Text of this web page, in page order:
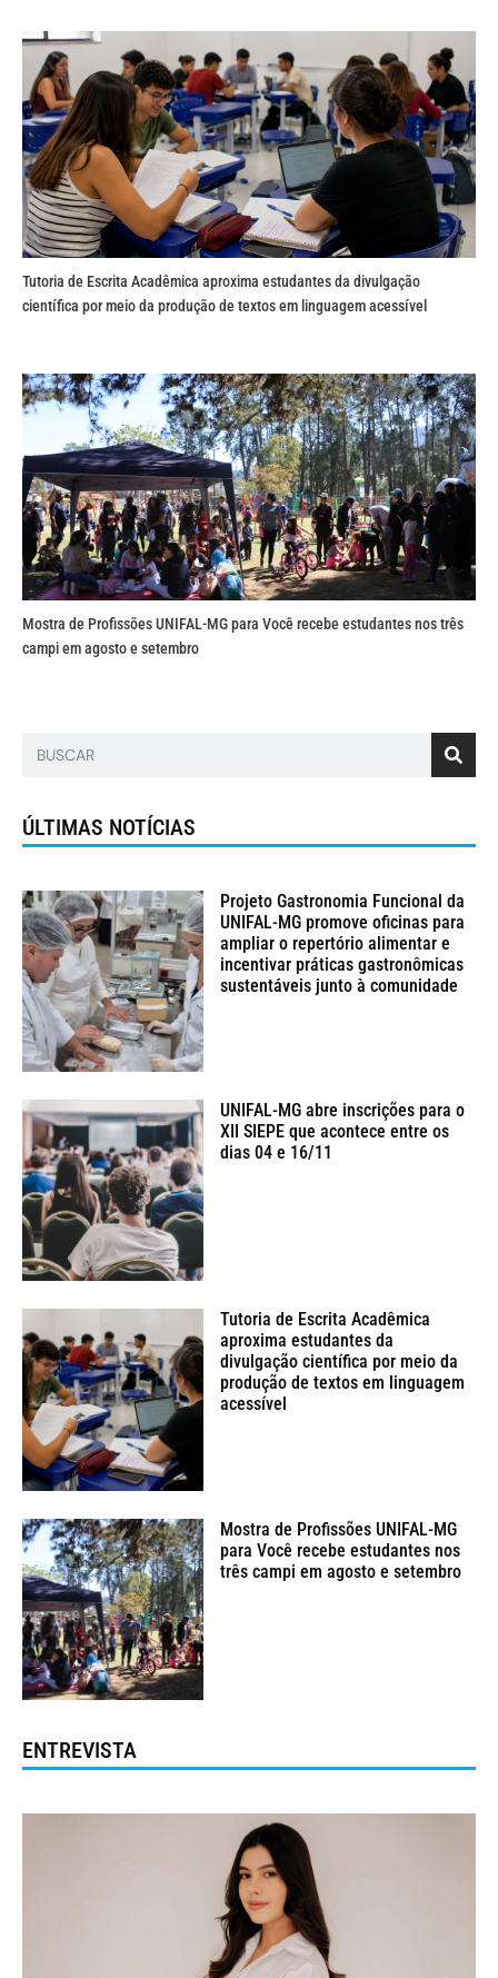
Tutoria de Escrita Acadêmica aproxima estudantes da divulgação
científica por meio da produção de textos em linguagem acessível
Mostra de Profissões UNIFAL-MG para Você recebe estudantes nos três
campi em agosto e setembro
ÚLTIMAS NOTÍCIAS
Projeto Gastronomia Funcional da
UNIFAL-MG promove oficinas para
ampliar o repertório alimentar e
incentivar práticas gastronômicas
sustentáveis junto à comunidade
UNIFAL-MG abre inscrições para o
XII SIEPE que acontece entre os
dias 04 e 16/11
Tutoria de Escrita Acadêmica
aproxima estudantes da
divulgação científica por meio da
produção de textos em linguagem
acessível
Mostra de Profissões UNIFAL-MG
para Você recebe estudantes nos
três campi em agosto e setembro
ENTREVISTA